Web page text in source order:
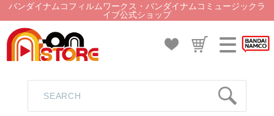
バンダイナムコフィルムワークス・バンダイナムコミュージックラ
イブ公式ショップ